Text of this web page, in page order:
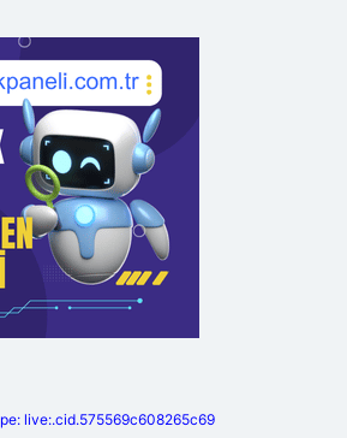
live:.cid.575569c608265c69